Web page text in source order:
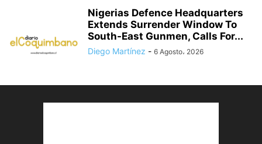
Nigerias Defence Headquarters
Extends Surrender Window To
South-East Gunmen, Calls For...
Diego Martínez - 6 Agosto، 2026